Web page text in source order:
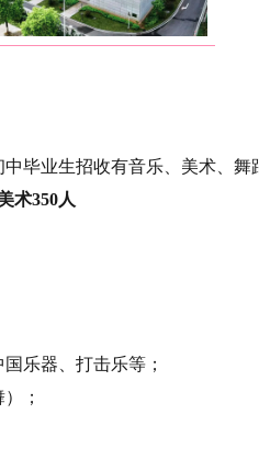
毕业生招收有音乐、美术、舞
术350人
乐器、打击乐等；
；